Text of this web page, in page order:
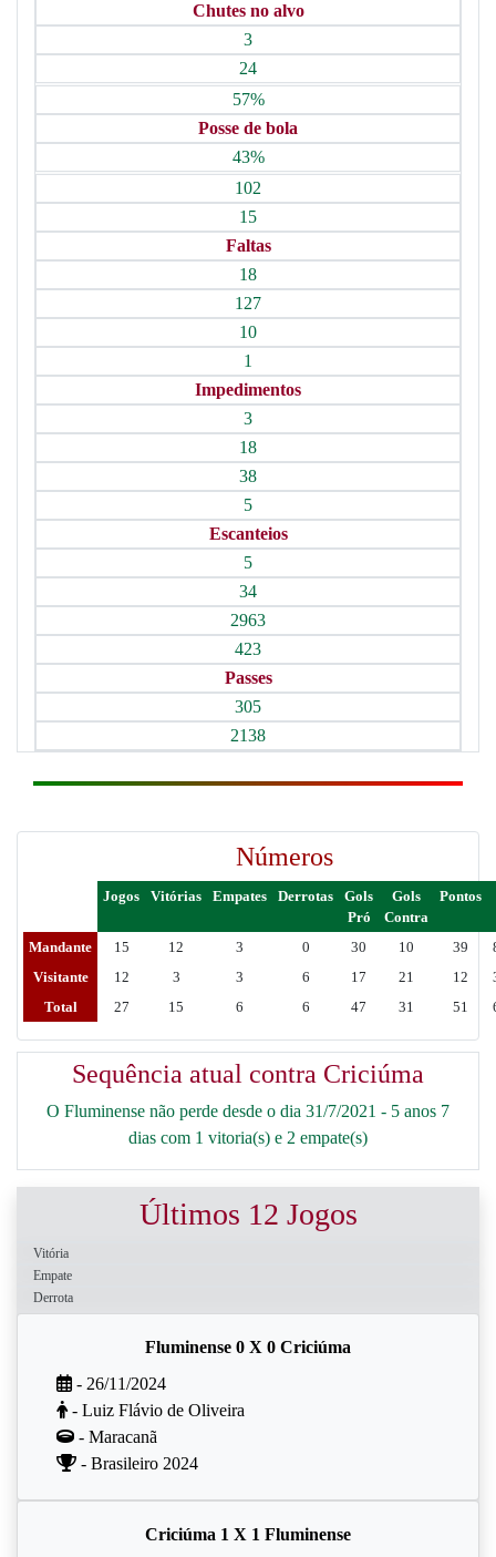
Chutes no alvo
3
24
57%
Posse de bola
43%
102
15
Faltas
18
127
10
1
Impedimentos
3
18
38
5
Escanteios
5
34
2963
423
Passes
305
2138
Números
Jogos Vitórias Empates Derrotas
Gols
Pró
Gols
Contra
Pontos
Mandante 15 12 3 0 30 10 39
Visitante
12 3 3 6 17 21 12
Total
27 15 6 6 47 31 51
Sequência atual contra Criciúma
O Fluminense não perde desde o dia 31/7/2021 - 5 anos 7
dias com 1 vitoria(s) e 2 empate(s)
Últimos 12 Jogos
Vitória
Empate
Derrota
Fluminense 0 X 0 Criciúma
- 26/11/2024
- Luiz Flávio de Oliveira
- Maracanã
- Brasileiro 2024
Criciúma 1 X 1 Fluminense